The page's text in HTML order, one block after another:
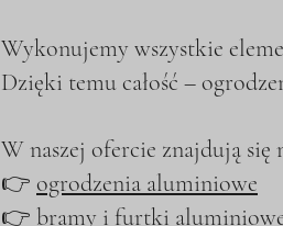
Wykonujemy wszystkie
Dzięki temu całość –
W naszej ofercie znajdują się
👉 ogrodzenia aluminiowe
👉 bramy i furtki